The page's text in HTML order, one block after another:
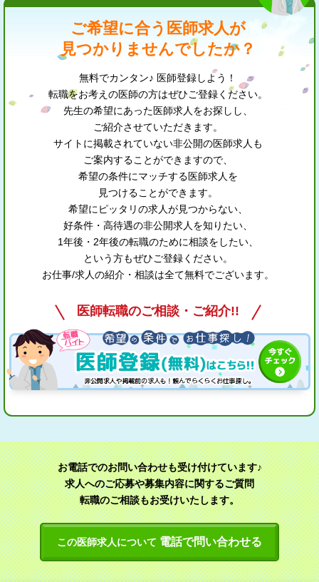
ご希望に合う医師求人が
見つかりませんでしたか？
無料でカンタン♪ 医師登録しよう！
転職をお考えの医師の方はぜひご登録ください。
先生の希望にあった医師求人をお探しし、
ご紹介させていただきます。
サイトに掲載されていない非公開の医師求人も
ご案内することができますので、
希望の条件にマッチする医師求人を
見つけることができます。
希望にピッタリの求人が見つからない、
好条件・高待遇の非公開求人を知りたい、
1年後・2年後の転職のために相談をしたい、
という方もぜひご登録ください。
お仕事/求人の紹介・相談は全て無料でございます。
医師転職のご相談・ご紹介!!
お電話でのお問い合わせも受け付けています♪
求人へのご応募や募集内容に関するご質問
転職のご相談もお受けいたします。
この医師求人について 電話で問い合わせる